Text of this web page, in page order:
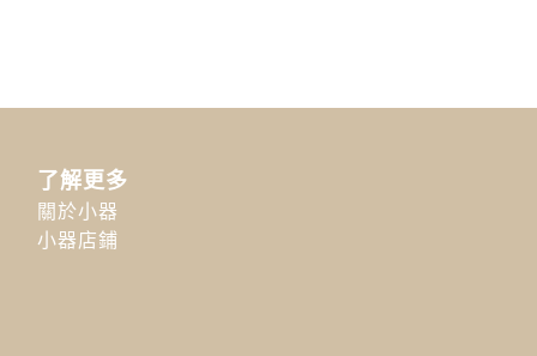
了解更多
關於小器
小器店鋪